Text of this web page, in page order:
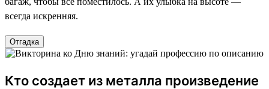
всегда искренняя.
Отгадка
Кто создает из металла произведение